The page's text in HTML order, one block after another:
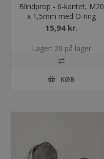
Blindprop - 6-kantet, M20
x 1,5mm med O-ring
15,94 kr.
Lager: 20 på lager
KØB